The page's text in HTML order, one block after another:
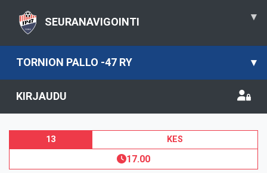
SEURANAVIGOINTI ▾
TORNION PALLO -47 RY ▾
KIRJAUDU
13 KES
17.00